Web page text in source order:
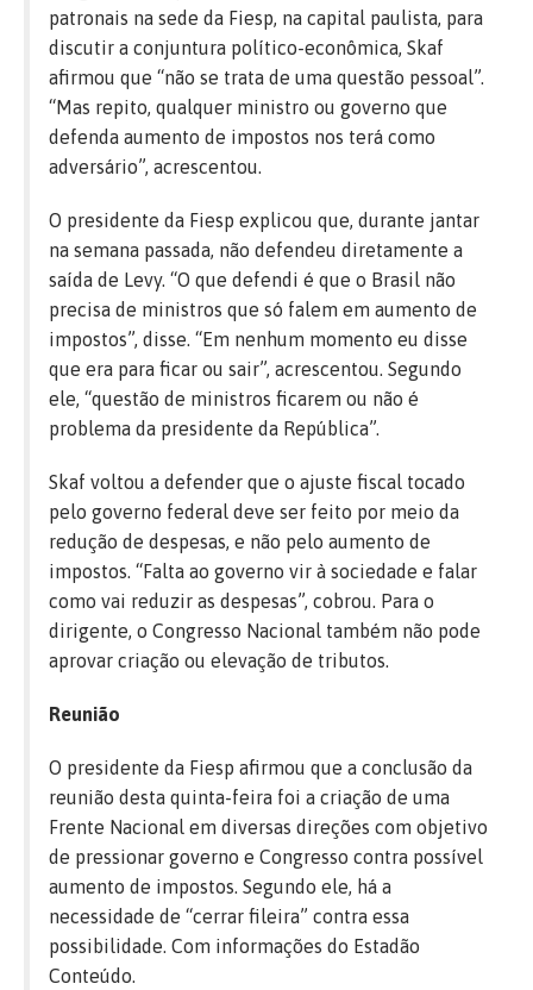
patronais na sede da Fiesp, na capital paulista, para
discutir a conjuntura político-econômica, Skaf
afirmou que “não se trata de uma questão pessoal”.
“Mas repito, qualquer ministro ou governo que
defenda aumento de impostos nos terá como
adversário”, acrescentou.
O presidente da Fiesp explicou que, durante jantar
na semana passada, não defendeu diretamente a
saída de Levy. “O que defendi é que o Brasil não
precisa de ministros que só falem em aumento de
impostos”, disse. “Em nenhum momento eu disse
que era para ficar ou sair”, acrescentou. Segundo
ele, “questão de ministros ficarem ou não é
problema da presidente da República”.
Skaf voltou a defender que o ajuste fiscal tocado
pelo governo federal deve ser feito por meio da
redução de despesas, e não pelo aumento de
impostos. “Falta ao governo vir à sociedade e falar
como vai reduzir as despesas”, cobrou. Para o
dirigente, o Congresso Nacional também não pode
aprovar criação ou elevação de tributos.
Reunião
O presidente da Fiesp afirmou que a conclusão da
reunião desta quinta-feira foi a criação de uma
Frente Nacional em diversas direções com objetivo
de pressionar governo e Congresso contra possível
aumento de impostos. Segundo ele, há a
necessidade de “cerrar fileira” contra essa
possibilidade. Com informações do Estadão
Conteúdo.